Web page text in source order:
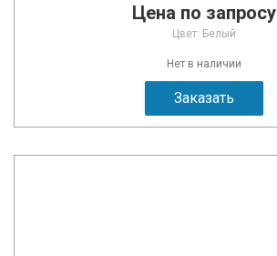
Цена по запросу
Цвет: Белый
Нет в наличии
Заказать